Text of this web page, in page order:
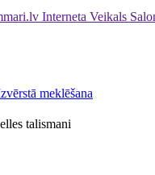
Interneta Veikals
meklēšana
talismani